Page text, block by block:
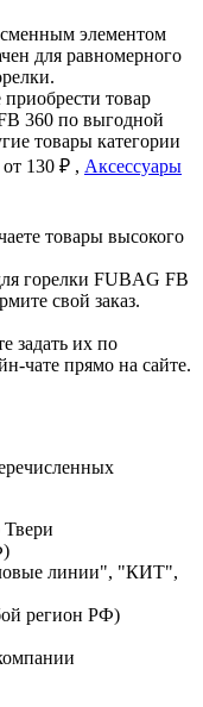
элементом
для равномерного
товар
360 по выгодной
товары категории
130 ₽ , Аксессуары
товары высокого
горелки FUBAG FB
свой заказ.
задать их по
чате прямо на сайте.
Твери
линии", "КИТ",
регион РФ)